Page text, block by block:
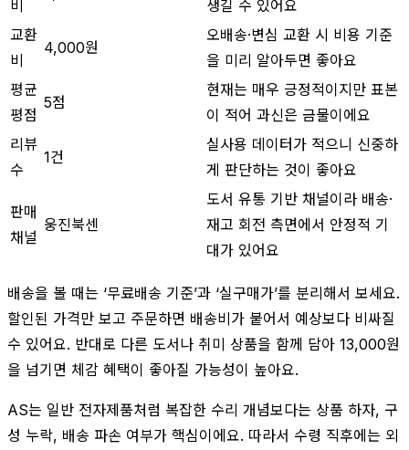
비
생길 수 있어요
교환
비
4,000원
오배송·변심 교환 시 비용 기준
을 미리 알아두면 좋아요
평균
평점
5점
현재는 매우 긍정적이지만 표본
이 적어 과신은 금물이에요
리뷰
수
1건
실사용 데이터가 적으니 신중하
게 판단하는 것이 좋아요
판매
채널
웅진북센
도서 유통 기반 채널이라 배송·
재고 회전 측면에서 안정적 기
대가 있어요
배송을 볼 때는 ‘무료배송 기준’과 ‘실구매가’를 분리해서 보세요.
할인된 가격만 보고 주문하면 배송비가 붙어서 예상보다 비싸질
수 있어요. 반대로 다른 도서나 취미 상품을 함께 담아 13,000원
을 넘기면 체감 혜택이 좋아질 가능성이 높아요.
AS는 일반 전자제품처럼 복잡한 수리 개념보다는 상품 하자, 구
성 누락, 배송 파손 여부가 핵심이에요. 따라서 수령 직후에는 외